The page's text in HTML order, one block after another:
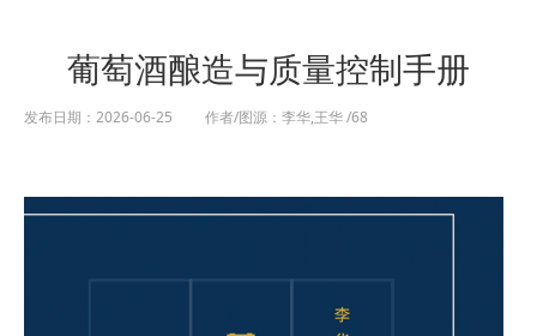
葡萄酒酿造与质量控制手册
发布日期：2026-06-25 作者/图源：李华,王华 /68